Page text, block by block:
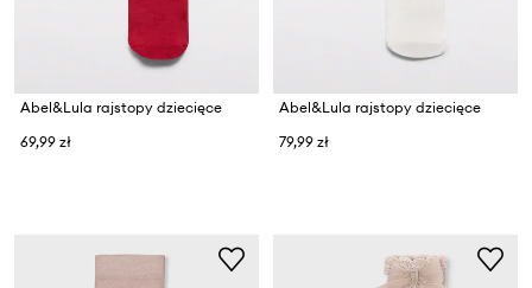
Abel&Lula rajstopy dziecięce
69,99 zł
Abel&Lula rajstopy dziecięce
79,99 zł